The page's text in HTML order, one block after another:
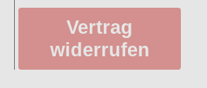
Vertrag
widerrufen